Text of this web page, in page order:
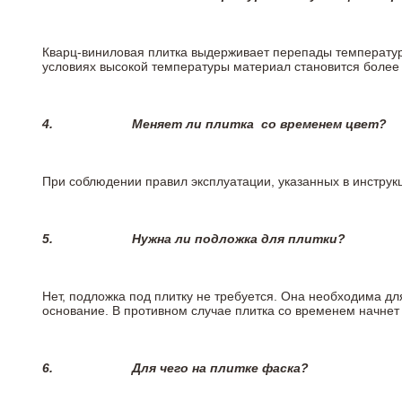
Кварц-виниловая плитка выдерживает перепады
условиях высокой температуры материал становится
4. Меняет ли плитка со временем цвет?
При соблюдении правил эксплуатации, указанных в
5. Нужна ли подложка для плитки?
Нет, подложка под плитку не требуется. Она необходима
основание. В противном случае плитка со временем
6.Для чего на плитке фаска?